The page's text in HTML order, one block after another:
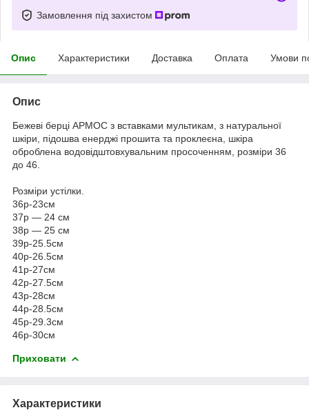
Замовлення під захистом
Опис Характеристики Доставка Оплата Умови
Опис
Бежеві берці АРМОС з вставками мультикам, з натуральної
шкіри, підошва енерджі прошита та проклеєна, шкіра
оброблена водовідштовхувальним просоченням, розміри 36
до 46.
Розміри устілки.
36р-23см
37р — 24 см
38р — 25 см
39р-25.5см
40р-26.5см
41р-27см
42р-27.5см
43р-28см
44р-28.5см
45р-29.3см
46р-30см
Приховати
Характеристики